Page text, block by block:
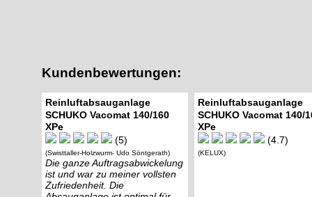
Kundenbewertungen:
Reinluftabsauganlage
SCHUKO Vacomat 140/160
XPe
(5)
(Swisttaller-Holzwurm- Udo Söntgerath)
Die ganze Auftragsabwickelung
ist und war zu meiner vollsten
Zufriedenheit. Die
Reinluftabsauganlage
SCHUKO Vacomat 140/
XPe
(4.7)
(KELUX)